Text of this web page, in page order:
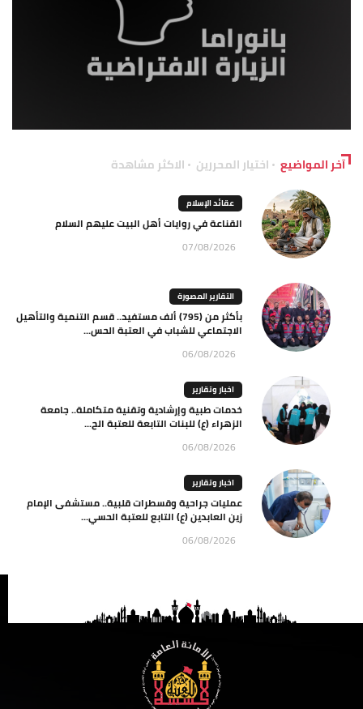
آخر المواضيع اختيار المحررين الاكثر مشاهدة
عقائد الإسلام
القناعة في روايات أهل البيت عليهم السلام
07/08/2026
التقارير المصورة
بأكثر من (795) ألف مستفيد.. قسم التنمية والتأهيل
الاجتماعي للشباب في العتبة الحس...
06/08/2026
اخبار وتقارير
خدمات طبية وإرشادية وتقنية متكاملة.. جامعة
الزهراء (ع) للبنات التابعة للعتبة الح...
06/08/2026
اخبار وتقارير
عمليات جراحية وقسطرات قلبية.. مستشفى الإمام
زين العابدين (ع) التابع للعتبة الحسي...
06/08/2026